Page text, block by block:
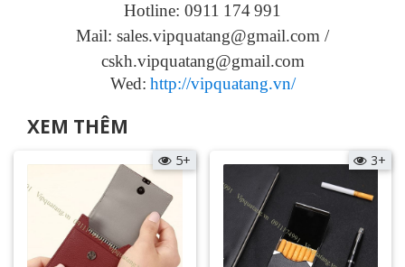
Hotline: 0911 174991
Mail: sales.vipquatang@gmail.com /
cskh.vipquatang@gmail.com
Wed: http://vipquatang.vn/
XEM THÊM
5+ 3+